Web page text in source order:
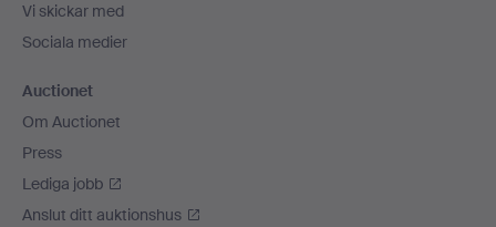
Vi skickar med
Sociala medier
Auctionet
Om Auctionet
Press
Lediga jobb
Anslut ditt auktionshus